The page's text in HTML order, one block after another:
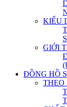
KIỂU
GIỚI
ĐỒNG HỒ
THEO